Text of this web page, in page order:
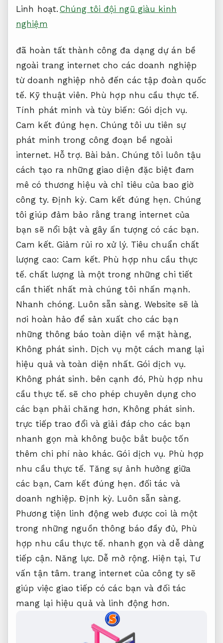
Linh hoạt. Chúng tôi đội ngũ giàu kinh
nghiệm
đã hoàn tất thành công đa dạng dự án bề
ngoài trang internet cho các doanh nghiệp
từ doanh nghiệp nhỏ đến các tập đoàn quốc
tế. Kỹ thuật viên. Phù hợp nhu cầu thực tế.
Tính phát minh và tùy biến: Gói dịch vụ.
Cam kết đúng hẹn. Chúng tôi ưu tiên sự
phát minh trong công đoạn bề ngoài
internet. Hỗ trợ. Bài bản. Chúng tôi luôn tậu
cách tạo ra những giao diện đặc biệt đam
mê có thương hiệu và chỉ tiêu của bao giờ
công ty. Định kỳ. Cam kết đúng hẹn. Chúng
tôi giúp đảm bảo rằng trang internet của
bạn sẽ nổi bật và gây ấn tượng có các bạn.
Cam kết. Giảm rủi ro xử lý. Tiêu chuẩn chất
lượng cao:Cam kết. Phù hợp nhu cầu thực
tế. chất lượng là một trong những chi tiết
cần thiết nhất mà chúng tôi nhấn mạnh.
Nhanh chóng. Luôn sẵn sàng. Website sẽ là
nơi hoàn hảo để sản xuất cho các bạn
những thông báo toàn diện về mặt hàng,
Không phát sinh. Dịch vụ một cách mang lại
hiệu quả và toàn diện nhất. Gói dịch vụ.
Không phát sinh. bên cạnh đó, Phù hợp nhu
cầu thực tế. sẽ cho phép chuyên dụng cho
các bạn phải chăng hơn, Không phát sinh.
trực tiếp trao đổi và giải đáp cho các bạn
nhanh gọn mà không buộc bắt buộc tốn
thêm chi phí nào khác.Gói dịch vụ. Phù hợp
nhu cầu thực tế. Tăng sự ảnh hưởng giữa
các bạn, Cam kết đúng hẹn. đối tác và
doanh nghiệp.Định kỳ. Luôn sẵn sàng.
Phương tiện linh động web được coi là một
trong những nguồn thông báo đầy đủ, Phù
hợp nhu cầu thực tế. nhanh gọn và dễ dàng
tiếp cận. Năng lực. Dễ mở rộng. Hiện tại, Tư
vấn tận tâm. trang internet của công ty sẽ
giúp việc giao tiếp có các bạn và đối tác
mang lại hiệu quả và linh động hơn.